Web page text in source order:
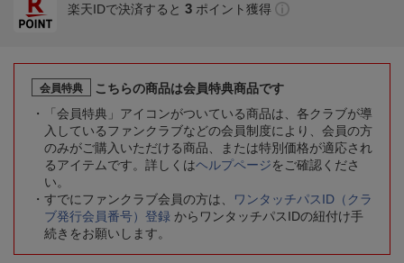
楽天IDで決済すると 3 ポイント獲得
会員特典
こちらの商品は会員特典商品です
「会員特典」アイコンがついている商品は、各クラブが導
入しているファンクラブなどの会員制度により、会員の方
のみがご購入いただける商品、または特別価格が適応され
るアイテムです。詳しくはヘルプページをご確認くださ
い。
すでにファンクラブ会員の方は、
ワンタッチパスID（クラ
ブ発行会員番号）登録 からワンタッチパスIDの紐付け手
続きをお願いします。